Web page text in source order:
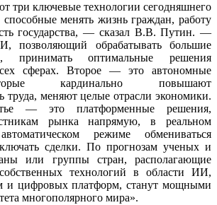
три ключевые технологии сегодняшнего
менять жизнь граждан, работу
государства, — сказал В.В. Путин. —
обрабатывать большие
принимать оптимальные решения
сферах. Второе — это автономные
кардинально повышают
труда, меняют целые отрасли экономики.
— это платформенные решения,
рынка напрямую, в реальном
режиме обмениваться
сделки. По прогнозам ученых и
или группы стран, располагающие
технологий в области ИИ,
и цифровых платформ, станут мощными
многополярного мира».